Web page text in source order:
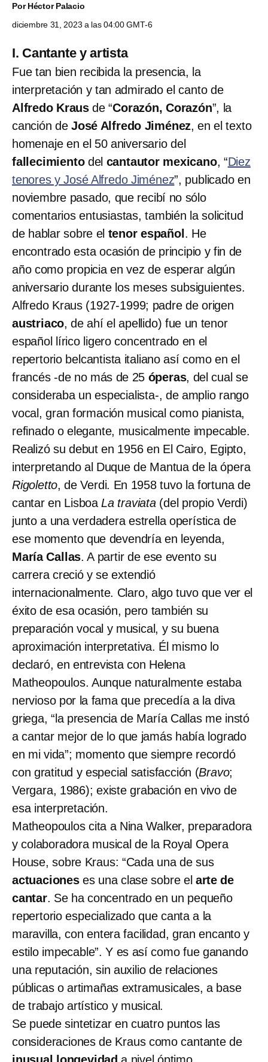
PorHéctor Palacio
diciembre 31, 2023 a las 04:00 GMT-6
I. Cantante y artista
Fue tan bien recibida la presencia, la
interpretación y tan admirado el canto de
Alfredo Kraus de “Corazón, Corazón”, la
canción deJosé Alfredo Jiménez, en el texto
homenaje en el 50 aniversario del
fallecimientodel cantautor mexicano, “Diez
tenores y José Alfredo Jiménez”, publicado en
noviembre pasado, que recibí no sólo
comentarios entusiastas, también la solicitud
de hablar sobre el tenor español . He
encontrado esta ocasión de principio y fin de
año como propicia en vez de esperar algún
aniversario durante los meses subsiguientes.
Alfredo Kraus (1927-1999; padre de origen
austriaco, de ahí el apellido) fue un tenor
español lírico ligero concentrado en el
repertorio belcantista italiano así como en el
francés -de no más de 25 óperas, del cual se
consideraba un especialista-, de amplio rango
vocal, gran formación musical como pianista,
refinado o elegante, musicalmente impecable.
Realizó su debut en 1956 en El Cairo, Egipto,
interpretando al Duque de Mantua de la ópera
Rigoletto, de Verdi. En 1958 tuvo la fortuna de
cantar en LisboaLa traviata (del propio Verdi)
junto a una verdadera estrella operística de
ese momento que devendría en leyenda,
María Callas. A partir de ese evento su
carrera creció y se extendió
internacionalmente. Claro, algo tuvo que ver el
éxito de esa ocasión, pero también su
preparación vocal y musical, y su buena
aproximación interpretativa. Él mismo lo
declaró, en entrevista con Helena
Matheopoulos. Aunque naturalmente estaba
nervioso por la fama que precedía a la diva
griega, “la presencia de María Callas me instó
a cantar mejor de lo que jamás había logrado
en mi vida”; momento que siempre recordó
con gratitud y especial satisfacción (Bravo;
Vergara, 1986); existe grabación en vivo de
esa interpretación.
Matheopoulos cita a Nina Walker, preparadora
y colaboradora musical de la Royal Opera
House, sobre Kraus: “Cada una de sus
actuacioneses una clase sobre el arte de
cantar. Se ha concentrado en un pequeño
repertorio especializado que canta a la
maravilla, con entera facilidad, gran encanto y
estilo impecable”. Y es así como fue ganando
una reputación, sin auxilio de relaciones
públicas o artimañas extramusicales, a base
de trabajo artístico y musical.
Se puede sintetizar en cuatro puntos las
consideraciones de Kraus como cantante de